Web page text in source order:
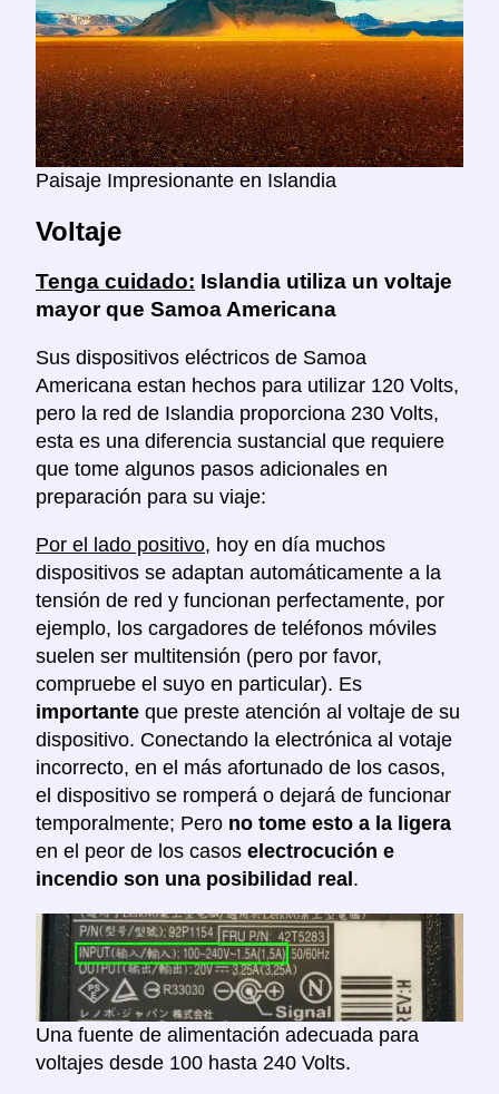
Paisaje Impresionante en Islandia
Voltaje
Tenga cuidado: Islandia utiliza un voltaje
mayor que Samoa Americana
Sus dispositivos eléctricos de Samoa
Americana estan hechos para utilizar 120 Volts,
pero la red de Islandia proporciona 230 Volts,
esta es una diferencia sustancial que requiere
que tome algunos pasos adicionales en
preparación para su viaje:
Por el lado positivo, hoy en día muchos
dispositivos se adaptan automáticamente a la
tensión de red y funcionan perfectamente, por
ejemplo, los cargadores de teléfonos móviles
suelen ser multitensión (pero por favor,
compruebe el suyo en particular). Es
importante que preste atención al voltaje de su
dispositivo. Conectando la electrónica al votaje
incorrecto, en el más afortunado de los casos,
el dispositivo se romperá o dejará de funcionar
temporalmente; Pero no tome esto a la ligera
en el peor de los casos electrocución e
incendio son una posibilidad real.
Una fuente de alimentación adecuada para
voltajes desde 100 hasta 240 Volts.